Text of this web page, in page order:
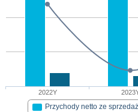
2022Y
Przychody netto ze